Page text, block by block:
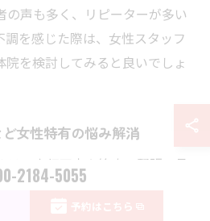
の声も多く、リピーターが多い
調を感じた際は、女性スタッフ
を検討してみると良いでしょ
女性特有の悩み解消
は、血行不良や筋肉の緊張、骨
ることが多いです。四日市市の
フが一人ひとりの体質や生活習
2184-5055
予約はこちら